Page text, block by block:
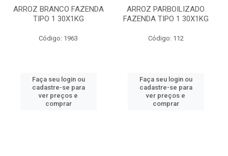
ARROZ BRANCO FAZENDA
TIPO 1 30X1KG
Código: 1963
Faça seu login ou
cadastre-se para
ver preços e
comprar
ARROZ PARBOILIZADO
FAZENDA TIPO 1 30X1KG
Código: 112
Faça seu login ou
cadastre-se para
ver preços e
comprar